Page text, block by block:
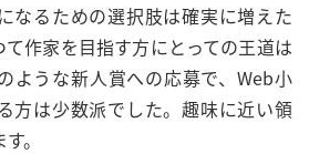
なるための選択肢は確実に増えた
て作家を目指す方にとっての王道は
ような新人賞への応募で、Web小
方は少数派でした。趣味に近い領
。